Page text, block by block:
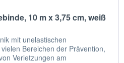
10 m x 3,75 cm, weiß
mit unelastischen
Bereichen der Prävention,
Verletzungen am